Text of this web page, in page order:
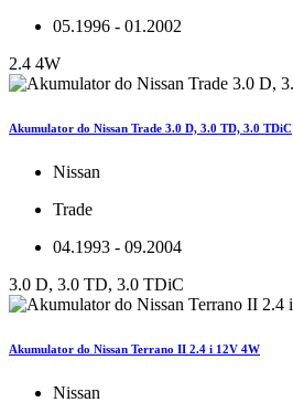
05.1996 - 01.2002
2.4 4W
Akumulator do Nissan Trade 3.0 D, 3.0 TD, 3.0 TDiC
Nissan
Trade
04.1993 - 09.2004
3.0 D, 3.0 TD, 3.0 TDiC
Akumulator do Nissan Terrano II 2.4 i 12V 4W
Nissan